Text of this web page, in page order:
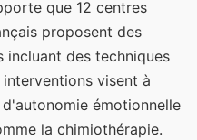
que 12 centres
proposent des
incluant des techniques
visent à
émotionnelle
la chimiothérapie.